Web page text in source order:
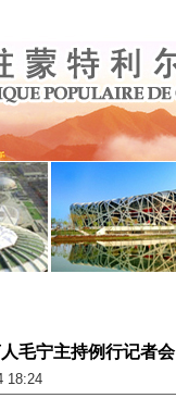
毛宁主持例行记者会
18:24